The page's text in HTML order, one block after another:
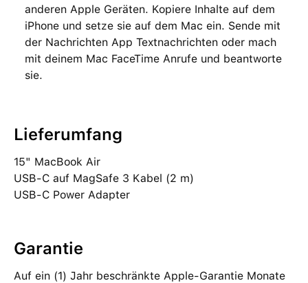
anderen Apple Geräten. Kopiere Inhalte auf dem
iPhone und setze sie auf dem Mac ein. Sende mit
der Nachrichten App Textnachrichten oder mach
mit deinem Mac FaceTime Anrufe und beantworte
sie.
Lieferumfang
15" MacBook Air
USB‑C auf MagSafe 3 Kabel (2 m)
USB‑C Power Adapter
Garantie
Auf ein (1) Jahr beschränkte Apple-Garantie Monate